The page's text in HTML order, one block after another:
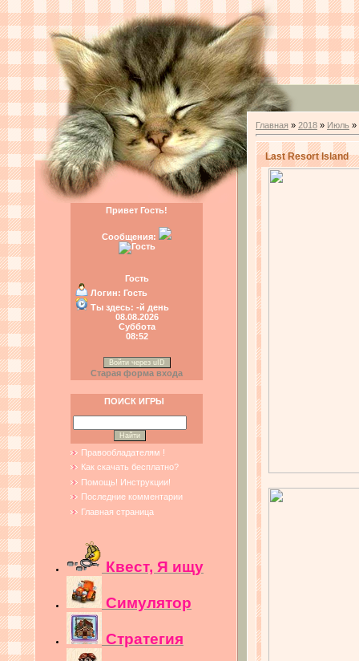
Привет Гость!
Сообщения:
Гость
Логин: Гость
Ты здесь: -й день
08.08.2026
Суббота
08:52
Войти через uID
Старая форма входа
ПОИСК ИГРЫ
Правообладателям !
Как скачать бесплатно?
Помощь! Инструкции!
Последние комментарии
Главная страница
Квест, Я ищу
Симулятор
Стратегия
Главная » 2018 » Июль »
Last Resort Island